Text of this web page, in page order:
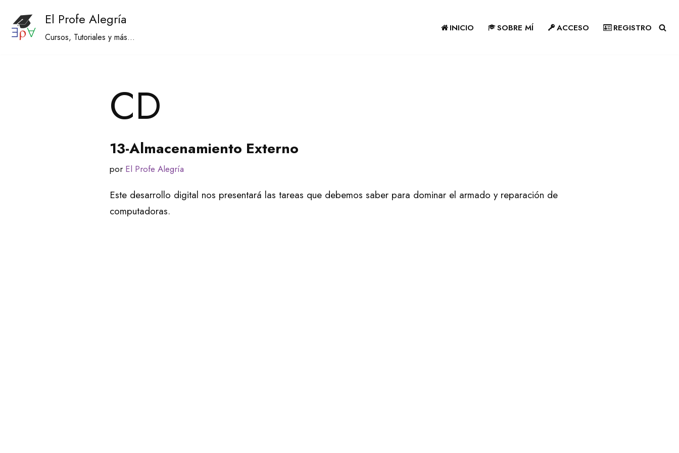
Saltar
El Profe Alegría
Cursos, Tutoriales y más...
INICIO SOBRE MÍ ACCESO REGISTRO
CD
13-Almacenamiento Externo
por El Profe Alegría
Este desarrollo digital nos presentará las tareas que debemos saber para dominar el armado y reparación de
computadoras.